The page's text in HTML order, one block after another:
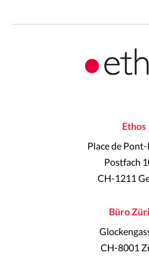
Ethos
Place de
Postfach
CH-1211
Büro
CH-8001